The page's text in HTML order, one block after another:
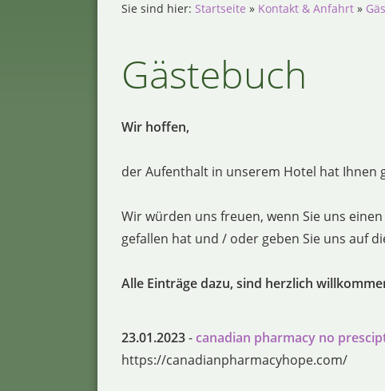
Sie sind hier: Startseite » Kontakt & Anfahrt »
Gästebuch
Wir hoffen,
der Aufenthalt in unserem Hotel hat Ihnen
Wir würden uns freuen, wenn Sie uns
gefallen hat und / oder geben Sie uns auf
Alle Einträge dazu, sind herzlich
23.01.2023-canadian pharmacy no
https://canadianpharmacyhope.com/